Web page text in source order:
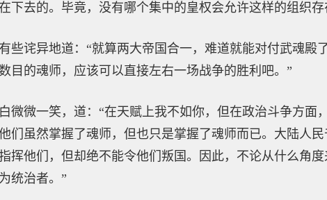
下去的。毕竟，没有哪个集中的皇权会允许这样的组织存
些诧异地道：“就算两大帝国合一，难道就能对付武魂殿
目的魂师，应该可以直接左右一场战争的胜利吧。”
微微一笑，道：“在天赋上我不如你，但在政治斗争方面
们虽然掌握了魂师，但也只是掌握了魂师而已。大陆人
挥他们，但却绝不能令他们叛国。因此，不论从什么角
统治者。”